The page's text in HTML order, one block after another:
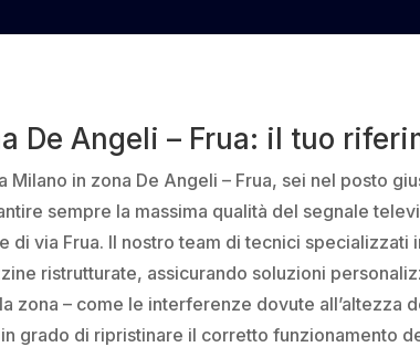
De Angeli – Frua: il tuo
in zona De Angeli – Frua, sei nel posto
sempre la massima qualità del segnale
di via Frua. Il nostro team di tecnici
ristrutturate, assicurando soluzioni
zona – come le interferenze dovute all’altezza
grado di ripristinare il corretto funzionamento